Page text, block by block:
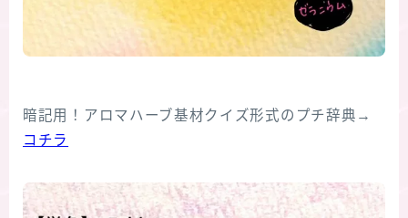
暗記用！アロマハーブ基材クイズ形式のプチ辞典→
コチラ